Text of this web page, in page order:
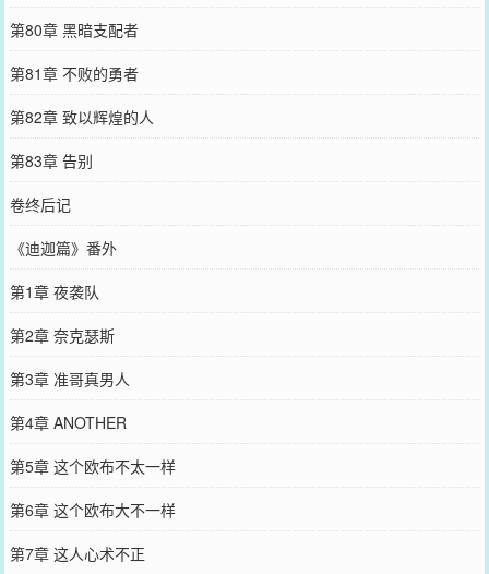
第80章 黑暗支配者
第81章 不败的勇者
第82章 致以辉煌的人
第83章 告别
卷终后记
《迪迦篇》番外
第1章 夜袭队
第2章 奈克瑟斯
第3章 准哥真男人
第4章 ANOTHER
第5章 这个欧布不太一样
第6章 这个欧布大不一样
第7章 这人心术不正